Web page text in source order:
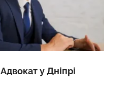
Адвокат у Дніпрі